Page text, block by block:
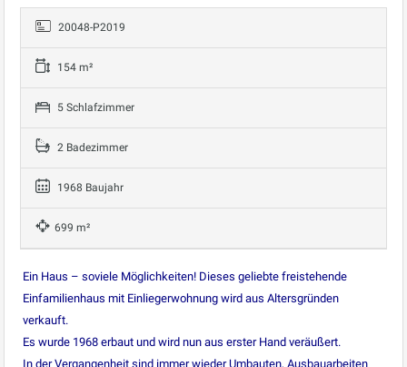
20048-P2019
154 m²
5 Schlafzimmer
2 Badezimmer
1968 Baujahr
699 m²
Ein Haus – soviele Möglichkeiten! Dieses geliebte freistehende
Einfamilienhaus mit Einliegerwohnung wird aus Altersgründen
verkauft.
Es wurde 1968 erbaut und wird nun aus erster Hand veräußert.
In der Vergangenheit sind immer wieder Umbauten, Ausbauarbeiten